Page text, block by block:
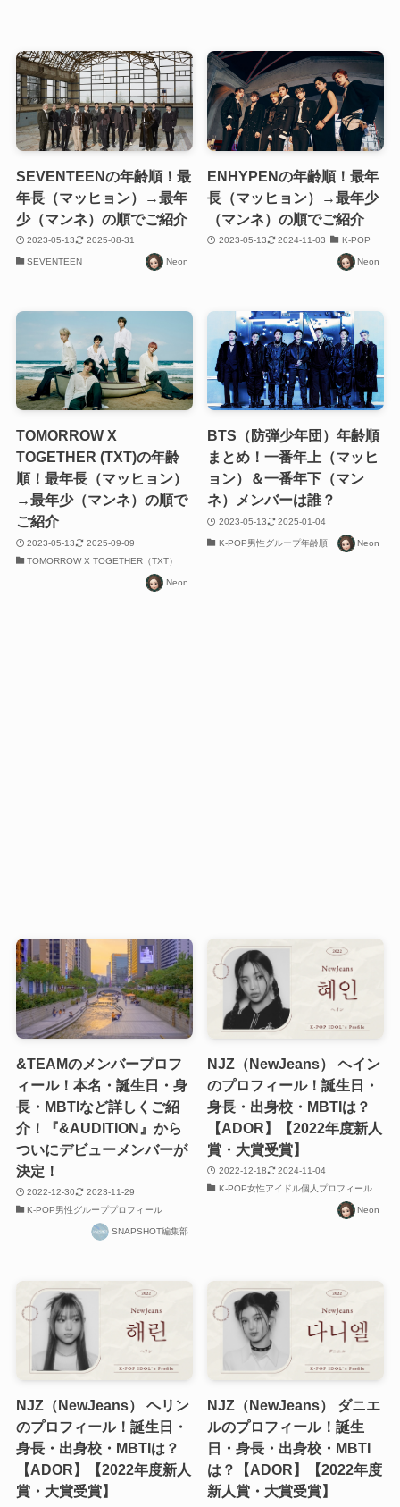
SEVENTEENの年齢順！最
年長（マッヒョン）→最年
少（マンネ）の順でご紹介
2023-05-13 2025-08-31
SEVENTEEN Neon
ENHYPENの年齢順！最年
長（マッヒョン）→最年少
（マンネ）の順でご紹介
2023-05-13 2024-11-03 K-POP
Neon
TOMORROW X
TOGETHER (TXT)の年齢
順！最年長（マッヒョン）
→最年少（マンネ）の順で
ご紹介
2023-05-13
2025-09-09
TOMORROW X TOGETHER（TXT）
Neon
BTS（防弾少年団）年齢順
まとめ！一番年上（マッヒ
ョン）＆一番年下（マン
ネ）メンバーは誰？
2023-05-13 2025-01-04
K-POP男性グループ年齢順 Neon
&TEAMのメンバープロフ
ィール！本名・誕生日・身
長・MBTIなど詳しくご紹
介！『&AUDITION』から
ついにデビューメンバーが
決定！
2022-12-30
2023-11-29
K-POP男性グループプロフィール
SNAPSHOT編集部
NJZ（NewJeans） ヘイン
のプロフィール！誕生日・
身長・出身校・MBTIは？
【ADOR】【2022年度新人
賞・大賞受賞】
2022-12-18
2024-11-04
K-POP女性アイドル個人プロフィール
Neon
NJZ（NewJeans） ヘリン
のプロフィール！誕生日・
身長・出身校・MBTIは？
【ADOR】【2022年度新人
賞・大賞受賞】
NJZ（NewJeans） ダニエ
ルのプロフィール！誕生
日・身長・出身校・MBTI
は？【ADOR】【2022年度
新人賞・大賞受賞】